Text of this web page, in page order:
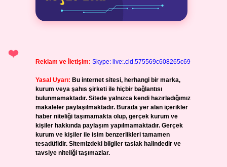
Reklam ve İletişim: Skype: live:.cid.575569c608265c69
Yasal Uyarı: Bu internet sitesi, herhangi bir marka,
kurum veya şahıs şirketi ile hiçbir bağlantısı
bulunmamaktadır. Sitede yalnızca kendi hazırladığımız
makaleler paylaşılmaktadır. Burada yer alan içerikler
haber niteliği taşımamakta olup, gerçek kurum ve
kişiler hakkında paylaşım yapılmamaktadır. Gerçek
kurum ve kişiler ile isim benzerlikleri tamamen
tesadüfidir. Sitemizdeki bilgiler taslak halindedir ve
tavsiye niteliği taşımazlar.